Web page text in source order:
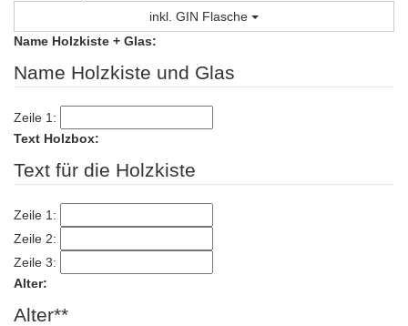
inkl. GIN Flasche
Name Holzkiste + Glas:
Name Holzkiste und Glas
Zeile 1:
Text Holzbox:
Text für die Holzkiste
Zeile 1:
Zeile 2:
Zeile 3:
Alter:
Alter**